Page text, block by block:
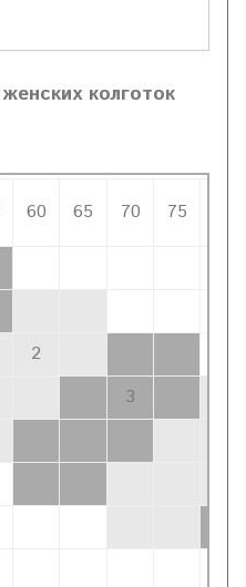
колготок
60 65 70 75
2
3